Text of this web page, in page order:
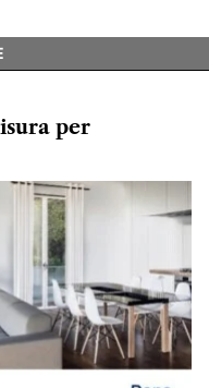
per